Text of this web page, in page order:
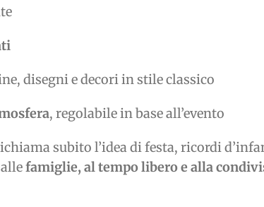
disegni e decori in stile classico
, regolabile in base all’evento
subito l’idea di festa, ricordi
famiglie, al tempo libero e alla